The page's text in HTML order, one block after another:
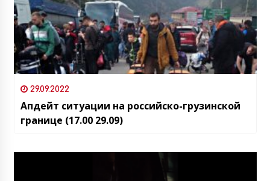
29.09.2022
Апдейт ситуации на российско-грузинской
границе (17.00 29.09)